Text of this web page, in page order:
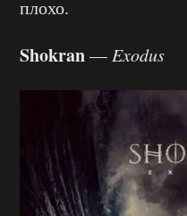
плохо.
Shokran— Exodus